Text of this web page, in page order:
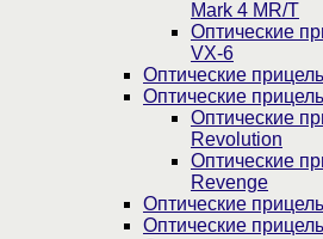
Mark 4 MR/T
Оптические
VX-6
Оптические
Оптические
Оптические
Revolution
Оптические
Revenge
Оптические
Оптические